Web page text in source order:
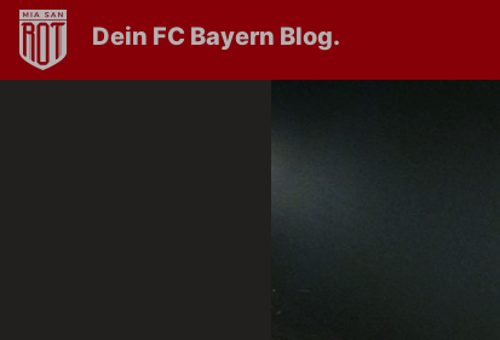
Dein FC Bayern Blog.